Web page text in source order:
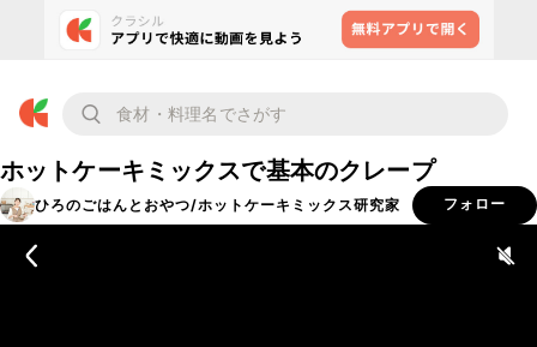
ホットケーキミックスで基本のクレープ
ひろのごはんとおやつ/ホットケーキミックス研究家 フォロー